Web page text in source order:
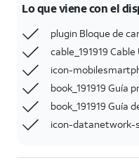
Lo que viene con el
plugin Bloque de
cable_191919 Cable
icon-
book_191919 Guía
book_191919 Guía
icon-datanetwork-